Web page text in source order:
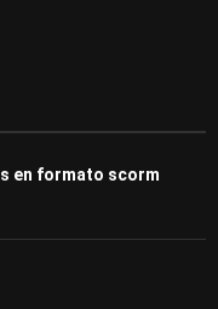
en formato scorm